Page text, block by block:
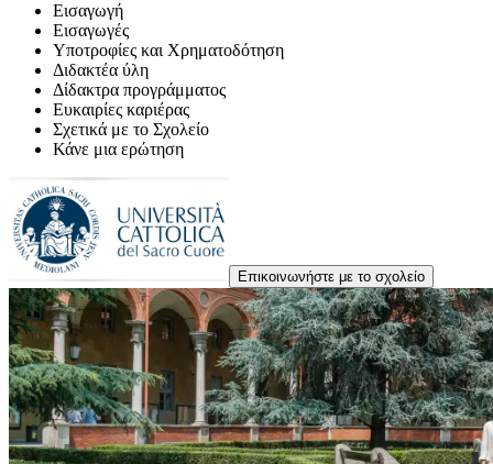
Εισαγωγή
Εισαγωγές
Υποτροφίες και Χρηματοδότηση
Διδακτέα ύλη
Δίδακτρα προγράμματος
Ευκαιρίες καριέρας
Σχετικά με το Σχολείο
Κάνε μια ερώτηση
Επικοινωνήστε με το σχολείο